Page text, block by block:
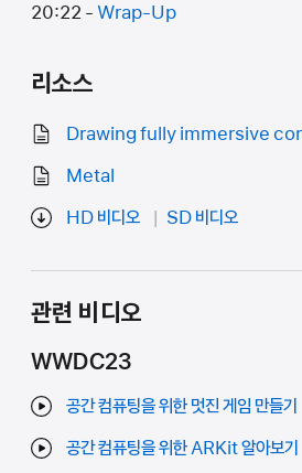
20:22 - Wrap-Up
리소스
Drawing fully immersive
Metal
HD 비디오
SD 비디오
관련 비디오
WWDC23
공간 컴퓨팅을 위한 멋진 게임 만들기
공간 컴퓨팅을 위한 ARKit 알아보기